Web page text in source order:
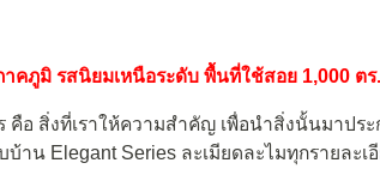
คภูมิ รสนิยมเหนือระดับ พื้นที่ใช้สอย 1,000 ต
อ สิ่งที่เราให้ความสำคัญ เพื่อนำสิ่งนั้นมาประ
น Elegant Series ละเมียดละไมทุกรายละเ